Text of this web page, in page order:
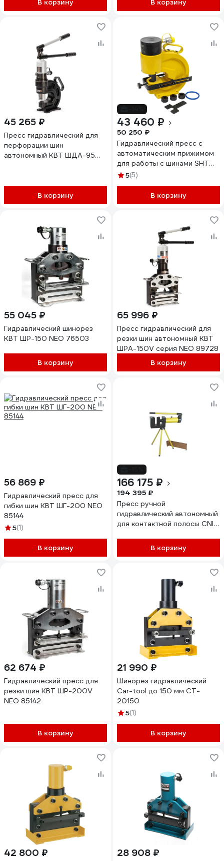
В корзину В корзину
45 265 ₽
Пресс гидравлический для
перфорации шин
автономный КВТ ШДА-95
В корзину
43 460 ₽
50 250 ₽
Гидравлический пресс с
автоматическим прижимом
для работы с шинами SHTOK
ШП-110 АП+ 02017
5(5)
В корзину
55 045 ₽
Гидравлический шинорез
КВТ ШР-150 NEO 76503
В корзину
65 996 ₽
Пресс гидравлический для
резки шин автономный КВТ
ШРА-150V серия NEO 89728
В корзину
56 869 ₽
Гидравлический пресс для
гибки шин КВТ ШГ-200 NEO
85144
5(1)
В корзину
166 175 ₽
194 395 ₽
Пресс ручной
гидравлический автономный
для контактной полосы CNIC
В корзину
62 674 ₽
Гидравлический пресс для
резки шин КВТ ШР-200V
NEO 85142
В корзину
21 990 ₽
Шинорез гидравлический
Car-tool до 150 мм CT-
20150
5(1)
В корзину
42 800 ₽ 28 908 ₽